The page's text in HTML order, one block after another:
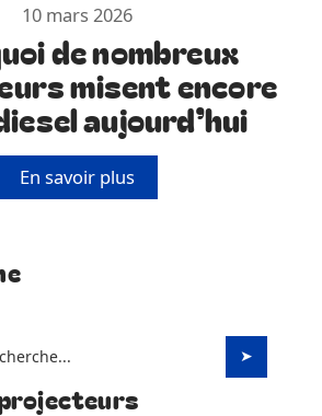
10 mars 2026
de nombreux
misent encore
aujourd’hui
En savoir plus